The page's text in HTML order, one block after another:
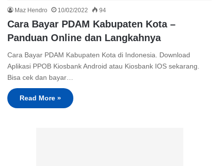
Maz Hendro 10/02/2022 94
Cara Bayar PDAM Kabupaten Kota –
Panduan Online dan Langkahnya
Cara Bayar PDAM Kabupaten Kota di Indonesia. Download
Aplikasi PPOB Kiosbank Android atau Kiosbank IOS sekarang.
Bisa cek dan bayar…
Read More »